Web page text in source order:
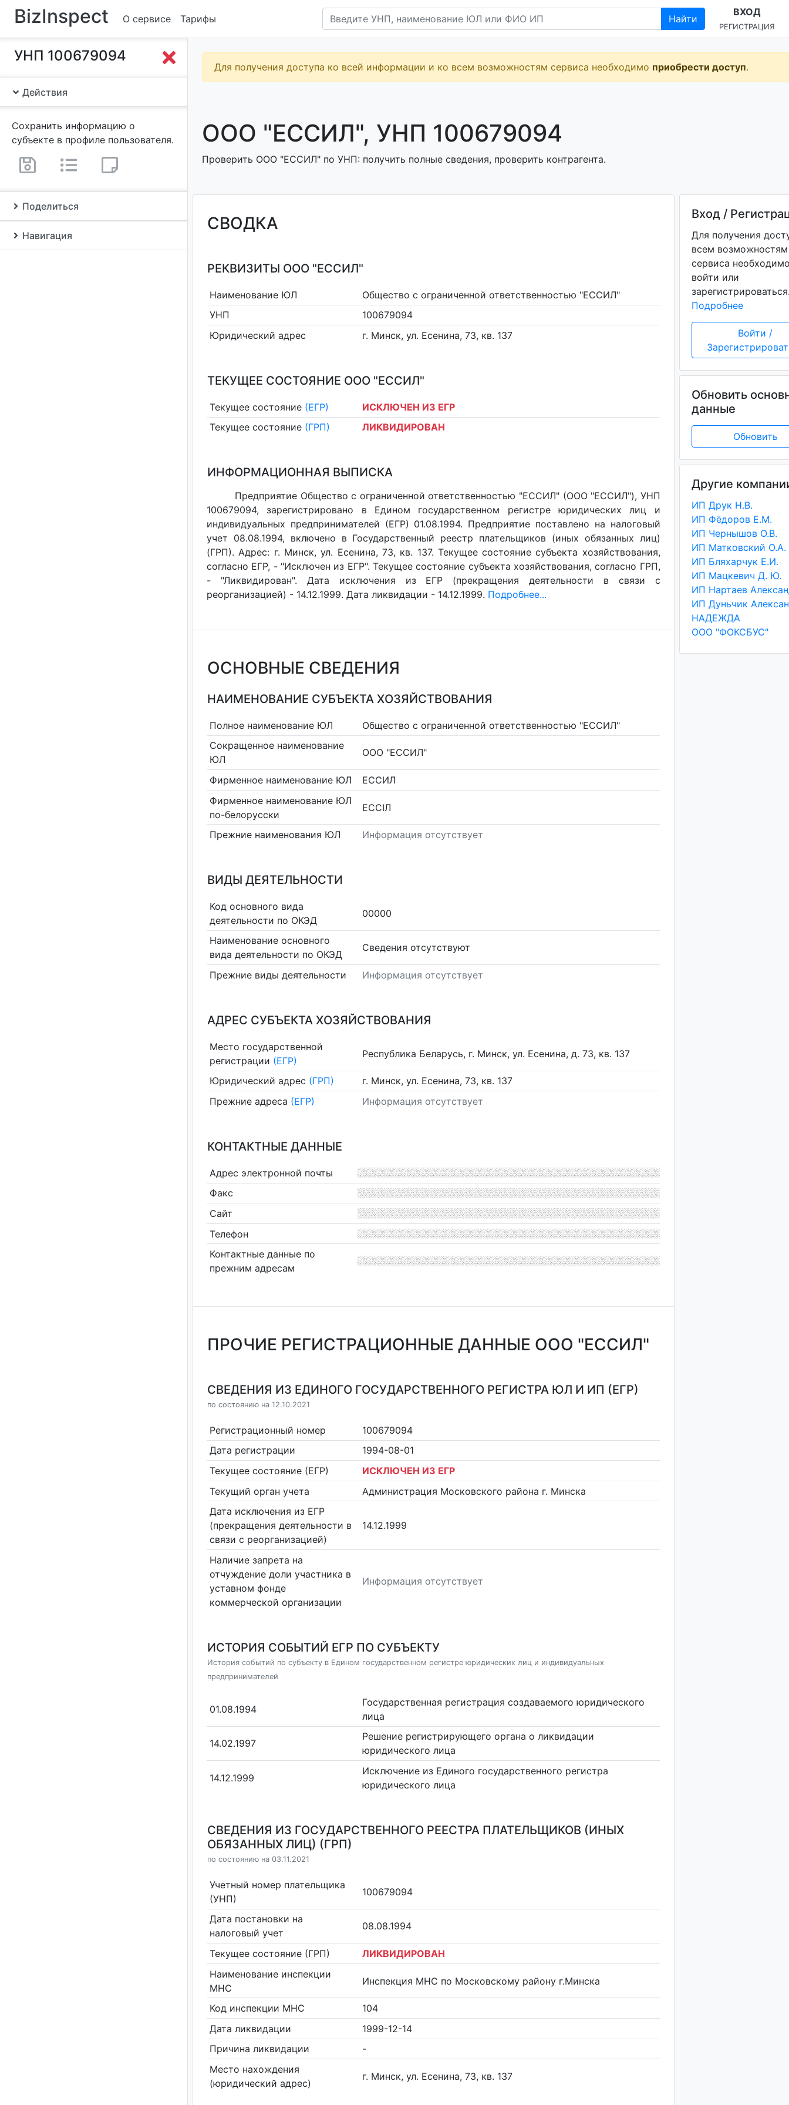
BizInspect О сервисе Тарифы Найти
ВХОД
РЕГИСТРАЦИЯ
УНП 100679094
Действия
Сохранить информацию о
субъекте в профиле пользователя.
Поделиться
Навигация
Для получения доступа ко всей информации и ко всем возможностям сервиса необходимо приобрести доступ.
ООО "ЕССИЛ", УНП 100679094
Проверить ООО "ЕССИЛ" по УНП: получить полные сведения, проверить контрагента.
СВОДКА
РЕКВИЗИТЫ ООО "ЕССИЛ"
Наименование ЮЛ
Общество с ограниченной ответственностью "ЕССИЛ"
УНП
100679094
Юридический адрес
г. Минск, ул. Есенина, 73, кв. 137
ТЕКУЩЕЕ СОСТОЯНИЕ ООО "ЕССИЛ"
Текущее состояние (ЕГР)
ИСКЛЮЧЕН ИЗ ЕГР
Текущее состояние (ГРП) ЛИКВИДИРОВАН
ИНФОРМАЦИОННАЯ ВЫПИСКА
Предприятие Общество с ограниченной ответственностью "ЕССИЛ" (ООО "ЕССИЛ"), УНП
100679094, зарегистрировано в Едином государственном регистре юридических лиц и
индивидуальных предпринимателей (ЕГР) 01.08.1994. Предприятие поставлено на налоговый
учет 08.08.1994, включено в Государственный реестр плательщиков (иных обязанных лиц)
(ГРП). Адрес: г. Минск, ул. Есенина, 73, кв. 137. Текущее состояние субъекта хозяйствования,
согласно ЕГР, - "Исключен из ЕГР". Текущее состояние субъекта хозяйствования, согласно ГРП,
- "Ликвидирован". Дата исключения из ЕГР (прекращения деятельности в связи с
реорганизацией) - 14.12.1999. Дата ликвидации - 14.12.1999. Подробнее...
ОСНОВНЫЕ СВЕДЕНИЯ
НАИМЕНОВАНИЕ СУБЪЕКТА ХОЗЯЙСТВОВАНИЯ
Полное наименование ЮЛ
Общество с ограниченной ответственностью "ЕССИЛ"
Сокращенное наименование
ЮЛ
ООО "ЕССИЛ"
Фирменное наименование ЮЛ
ЕССИЛ
Фирменное наименование ЮЛ
по-белорусски
ЕССIЛ
Прежние наименования ЮЛ Информация отсутствует
ВИДЫ ДЕЯТЕЛЬНОСТИ
Код основного вида
деятельности по ОКЭД
00000
Наименование основного
вида деятельности по ОКЭД
Cведения отсутствуют
Прежние виды деятельности Информация отсутствует
АДРЕС СУБЪЕКТА ХОЗЯЙСТВОВАНИЯ
Место государственной
регистрации (ЕГР)
Республика Беларусь, г. Минск, ул. Есенина, д. 73, кв. 137
Юридический адрес (ГРП)
г. Минск, ул. Есенина, 73, кв. 137
Прежние адреса (ЕГР) Информация отсутствует
КОНТАКТНЫЕ ДАННЫЕ
Адрес электронной почты
Факс
Сайт
Телефон
Контактные данные по
прежним адресам
ПРОЧИЕ РЕГИСТРАЦИОННЫЕ ДАННЫЕ ООО "ЕССИЛ"
СВЕДЕНИЯ ИЗ ЕДИНОГО ГОСУДАРСТВЕННОГО РЕГИСТРА ЮЛ И ИП (ЕГР)
по состоянию на 12.10.2021
Регистрационный номер
100679094
Дата регистрации
1994-08-01
Текущее состояние (ЕГР)
ИСКЛЮЧЕН ИЗ ЕГР
Текущий орган учета
Администрация Московского района г. Минска
Дата исключения из ЕГР
(прекращения деятельности в
связи с реорганизацией)
14.12.1999
Наличие запрета на
отчуждение доли участника в
уставном фонде
коммерческой организации
Информация отсутствует
ИСТОРИЯ СОБЫТИЙ ЕГР ПО СУБЪЕКТУ
История событий по субъекту в Едином государственном регистре юридических лиц и индивидуальных
предпринимателей
01.08.1994
Государственная регистрация создаваемого юридического
лица
14.02.1997
Решение регистрирующего органа о ликвидации
юридического лица
14.12.1999
Исключение из Единого государственного регистра
юридического лица
СВЕДЕНИЯ ИЗ ГОСУДАРСТВЕННОГО РЕЕСТРА ПЛАТЕЛЬЩИКОВ (ИНЫХ
ОБЯЗАННЫХ ЛИЦ) (ГРП)
по состоянию на 03.11.2021
Учетный номер плательщика
(УНП)
100679094
Дата постановки на
налоговый учет
08.08.1994
Текущее состояние (ГРП)
ЛИКВИДИРОВАН
Наименование инспекции
МНС
Инспекция МНС по Московскому району г.Минска
Код инспекции МНС
104
Дата ликвидации
1999-12-14
Причина ликвидации
-
Место нахождения
(юридический адрес)
г. Минск, ул. Есенина, 73, кв. 137
Вход /
Для получения
всем возможностям
сервиса
войти или
Подробнее
Войти /
Обновить
данные
Обновить
Другие
ИП Друк Н.В.
ИП Фёдоров Е.М.
ИП Чернышов О.В.
ИП Матковский О.А.
ИП Бляхарчук Е.И.
ИП Мацкевич Д. Ю.
НАДЕЖДА
ООО "ФОКСБУС"